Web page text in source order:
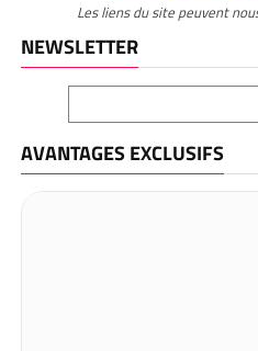
Les liens du site peuvent
NEWSLETTER
AVANTAGES EXCLUSIFS